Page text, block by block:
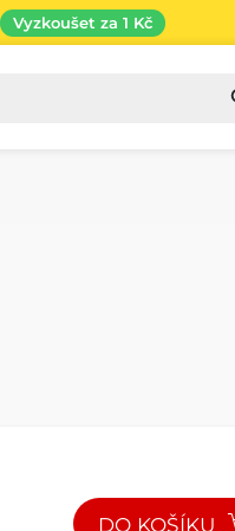
Vyzkoušet za 1 Kč
DO KOŠÍKU